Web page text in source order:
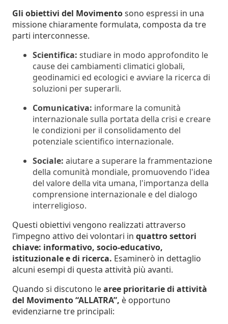
Gli obiettivi del Movimentosono espressi in una
missione chiaramente formulata, composta da tre
parti interconnesse.
Scientifica: studiare in modo approfondito le
cause dei cambiamenti climatici globali,
geodinamici ed ecologici e avviare la ricerca di
soluzioni per superarli.
Comunicativa: informare la comunità
internazionale sulla portata della crisi e creare
le condizioni per il consolidamento del
potenziale scientifico internazionale.
Sociale: aiutare a superare la frammentazione
della comunità mondiale, promuovendo l'idea
del valore della vita umana, l'importanza della
comprensione internazionale e del dialogo
interreligioso.
Questi obiettivi vengono realizzati attraverso
l’impegno attivo dei volontari in quattro settori
chiave: informativo, socio-educativo,
istituzionale e di ricerca. Esaminerò in dettaglio
alcuni esempi di questa attività più avanti.
Quando si discutono learee prioritarie di attività
del Movimento “ALLATRA”, è opportuno
evidenziarne tre principali: